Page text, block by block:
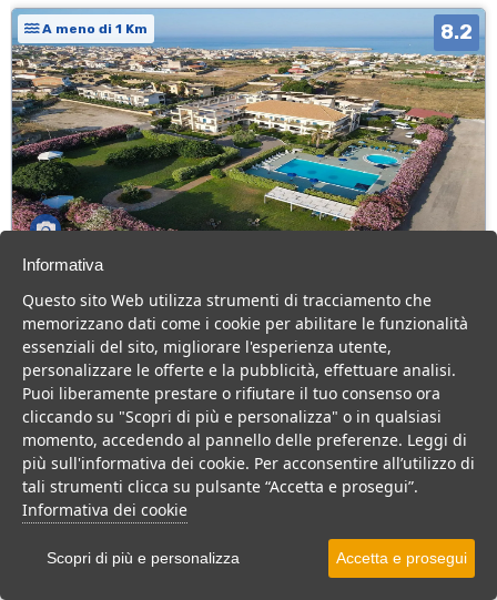
A meno di 1 Km 8.2
Sicilia > Vittoria > Scoglitti
64 Camere
Hotel 4 stelle vicino al mare di Scoglitti, con piscine, animazione e
impianti sportivi. Consigliato per una vacanza in famiglia.
Villaggio Hotel Residence
VEDI SU MAPPA
Informativa
Questo sito Web utilizza strumenti di tracciamento che
memorizzano dati come i cookie per abilitare le funzionalità
essenziali del sito, migliorare l'esperienza utente,
personalizzare le offerte e la pubblicità, effettuare analisi.
Puoi liberamente prestare o rifiutare il tuo consenso ora
cliccando su "Scopri di più e personalizza" o in qualsiasi
momento, accedendo al pannello delle preferenze. Leggi di
più sull'informativa dei cookie. Per acconsentire all’utilizzo di
tali strumenti clicca su pulsante “Accetta e prosegui”.
Informativa dei cookie
Scopri di più e personalizza Accetta e prosegui